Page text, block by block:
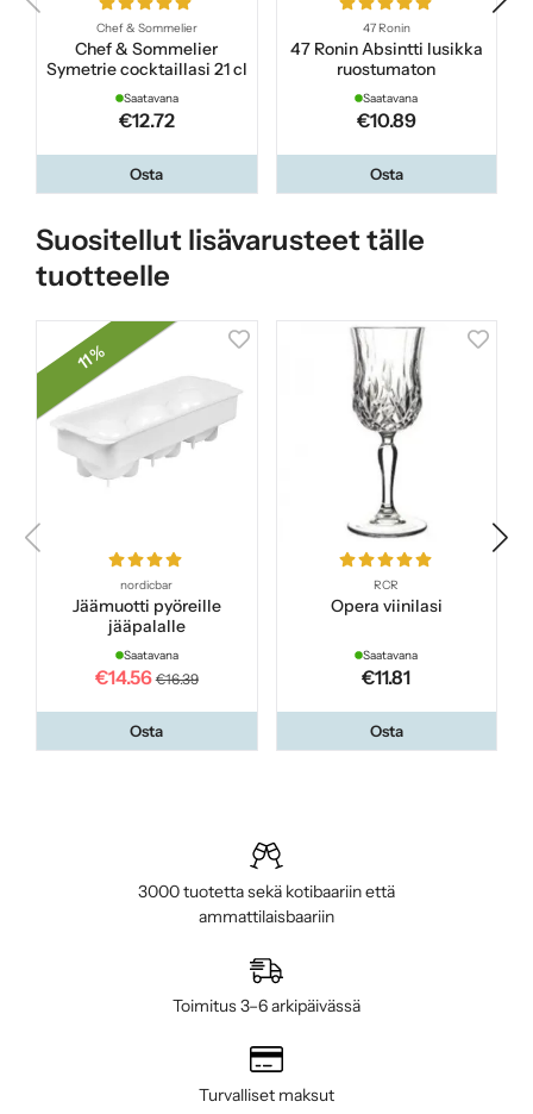
Chef & Sommelier
Chef & Sommelier
Symetrie cocktaillasi 21 cl
Saatavana
€12.72
Osta
47 Ronin
47 Ronin Absintti lusikka
ruostumaton
Saatavana
€10.89
Osta
Suositellut lisävarusteet tälle
tuotteelle
11 %
nordicbar
Jäämuotti pyöreille
jääpalalle
Saatavana
€14.56 €16.39
Osta
RCR
Opera viinilasi
Saatavana
€11.81
Osta
3000 tuotetta sekä kotibaariin että
ammattilaisbaariin
Toimitus 3–6 arkipäivässä
Turvalliset maksut